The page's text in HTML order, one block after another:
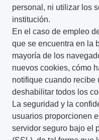
personal, ni utilizar los
institución.
En el caso de empleo
que se encuentra en la
mayoría de los
nuevos cookies, cómo
notifique cuando recibe
deshabilitar todos los
La seguridad y la
usuarios proporcionen
servidor seguro bajo el